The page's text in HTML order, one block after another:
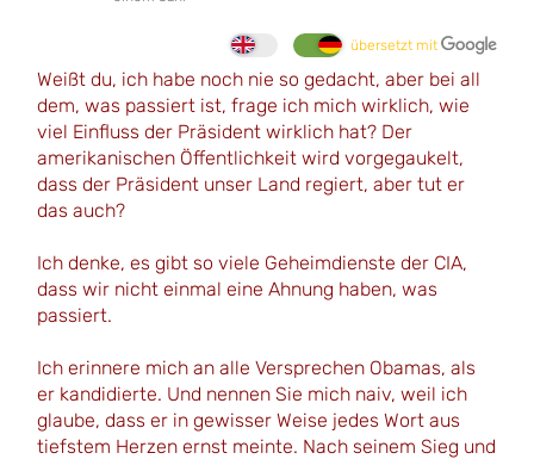
übersetzt mit
Weißt du, ich habe noch nie so gedacht, aber bei all
dem, was passiert ist, frage ich mich wirklich, wie
viel Einfluss der Präsident wirklich hat? Der
amerikanischen Öffentlichkeit wird vorgegaukelt,
dass der Präsident unser Land regiert, aber tut er
das auch?
Ich denke, es gibt so viele Geheimdienste der CIA,
dass wir nicht einmal eine Ahnung haben, was
passiert.
Ich erinnere mich an alle Versprechen Obamas, als
er kandidierte. Und nennen Sie mich naiv, weil ich
glaube, dass er in gewisser Weise jedes Wort aus
tiefstem Herzen ernst meinte. Nach seinem Sieg und